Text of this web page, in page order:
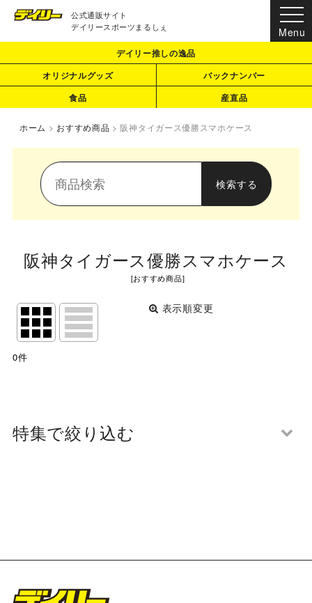
公式通販サイト
デイリースポーツまるしぇ
デイリー推しの逸品
オリジナルグッズ
バックナンバー
食品
産直品
ホーム > おすすめ商品 > 阪神タイガース優勝スマホケース
阪神タイガース優勝スマホケース
[おすすめ商品]
表示順変更
表示数
0件
特集で絞り込む